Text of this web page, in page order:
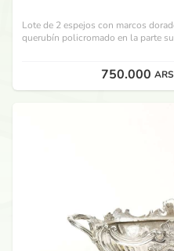
Lote de 2 espejos con marcos
querubín policromado en la parte
750.000 ARS